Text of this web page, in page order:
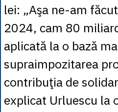
lei: „Aşa ne-am
2024, cam 80
aplicată la o bază
supraimpozitarea
contribuţia de
explicat Urluescu la